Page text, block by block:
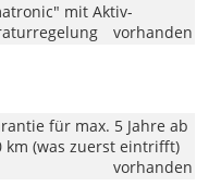
Line
Zoll-
mit Aktiv-
vorhanden
für max. 5 Jahre ab
km (was zuerst eintrifft)
vorhanden